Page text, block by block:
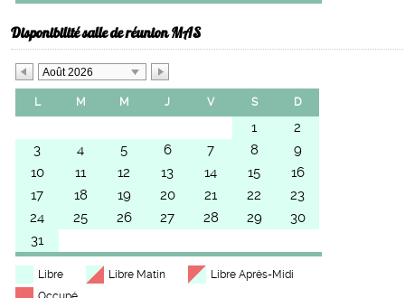
Disponibilité salle de réunion MAS
Août 2026
L M M J V S D
1
2
3
4 5 6 7 8
9
10
11 12 13 14 15
16
17
18 19 20 21 22
23
24
25 26 27 28 29
30
31
Libre Libre Matin
Libre Après-Midi